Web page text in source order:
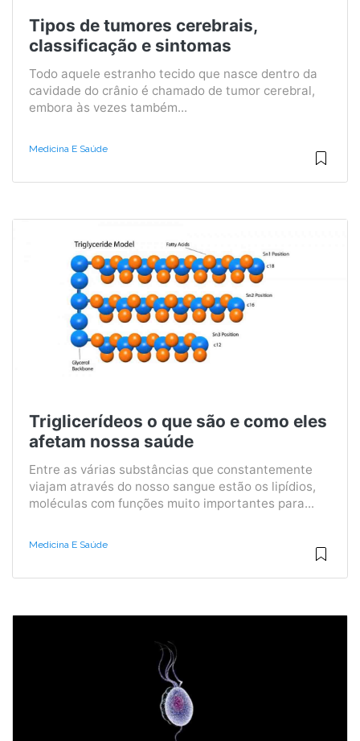
Tipos de tumores cerebrais,
classificação e sintomas
Todo aquele estranho tecido que nasce dentro da
cavidade do crânio é chamado de tumor cerebral,
embora às vezes também...
Medicina E Saúde
Triglicerídeos o que são e como eles
afetam nossa saúde
Entre as várias substâncias que constantemente
viajam através do nosso sangue estão os lipídios,
moléculas com funções muito importantes para...
Medicina E Saúde